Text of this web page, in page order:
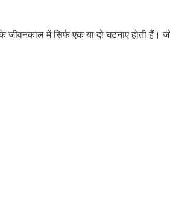
जीवनकाल में सिर्फ एक या दो घटनाए होती